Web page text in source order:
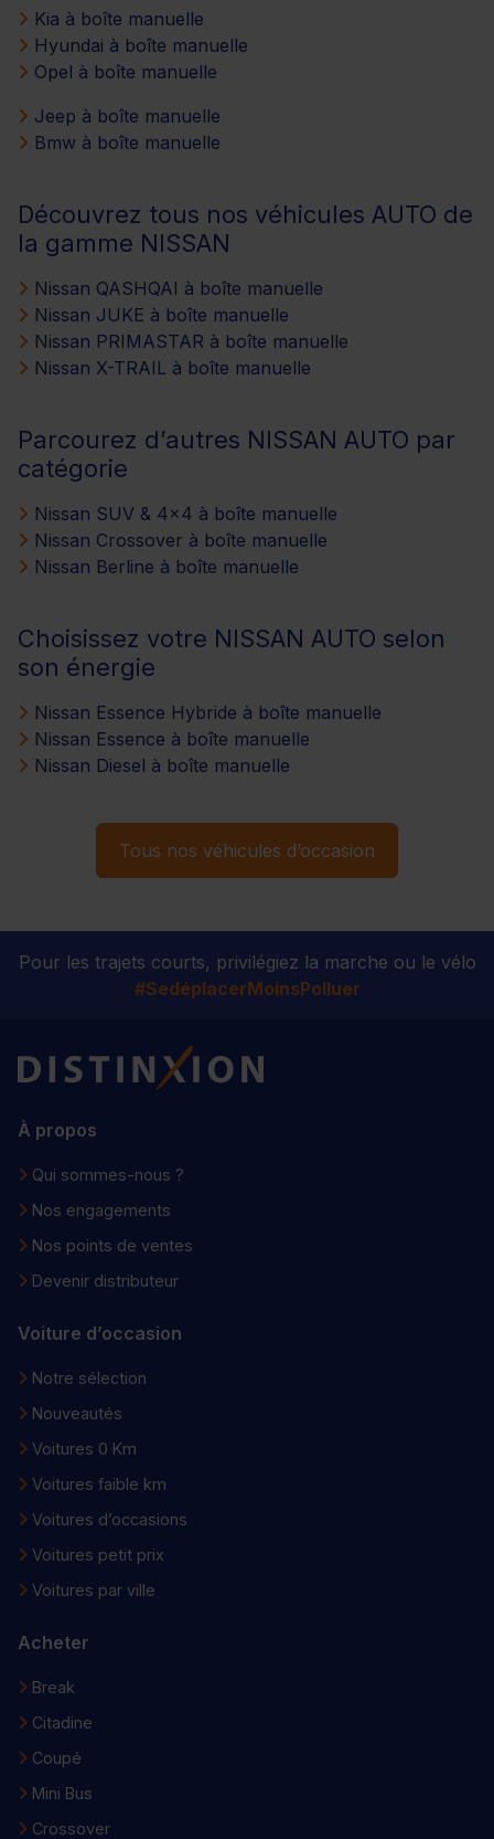
Kia à boîte manuelle
Hyundai à boîte manuelle
Opel à boîte manuelle
Jeep à boîte manuelle
Bmw à boîte manuelle
Découvrez tous nos véhicules AUTO de
la gamme NISSAN
Nissan QASHQAI à boîte manuelle
Nissan JUKE à boîte manuelle
Nissan PRIMASTAR à boîte manuelle
Nissan X-TRAIL à boîte manuelle
Parcourez d’autres NISSAN AUTO par
catégorie
Nissan SUV & 4x4 à boîte manuelle
Nissan Crossover à boîte manuelle
Nissan Berline à boîte manuelle
Choisissez votre NISSAN AUTO selon
son énergie
Nissan Essence Hybride à boîte manuelle
Nissan Essence à boîte manuelle
Nissan Diesel à boîte manuelle
Tous nos véhicules d’occasion
Pour les trajets courts, privilégiez la marche ou le vélo
#SedéplacerMoinsPolluer
Distinxion
À propos
Qui sommes-nous ?
Nos engagements
Nos points de ventes
Devenir distributeur
Voiture d’occasion
Notre sélection
Nouveautés
Voitures 0 Km
Voitures faible km
Voitures d’occasions
Voitures petit prix
Voitures par ville
Acheter
Break
Citadine
Coupé
Mini Bus
Crossover